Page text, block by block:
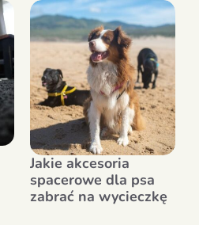
Jakie akcesoria
spacerowe dla psa
zabrać na wycieczkę